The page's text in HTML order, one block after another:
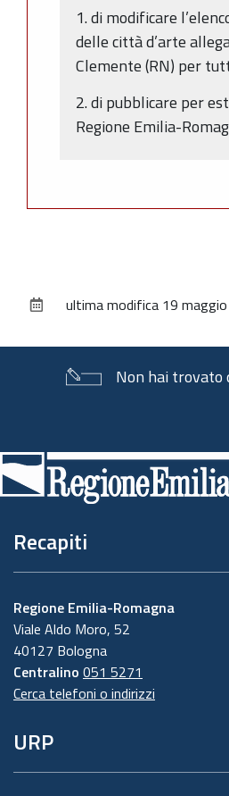
1. di modificare
delle città d’arte
Clemente (RN) per
2. di pubblicare per
Regione Emilia-
documentoultima modifica 19
Non hai trovato
di
pagina
Recapiti
Regione Emilia-Romagna
Viale Aldo Moro, 52
40127 Bologna
Centralino 051 5271
Cerca telefoni o indirizzi
URP